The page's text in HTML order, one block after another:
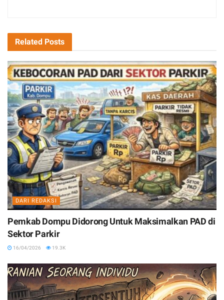
Related Posts
DARI REDAKSI
Pemkab Dompu Didorong Untuk Maksimalkan PAD di
Sektor Parkir
16/04/2026 19.3K